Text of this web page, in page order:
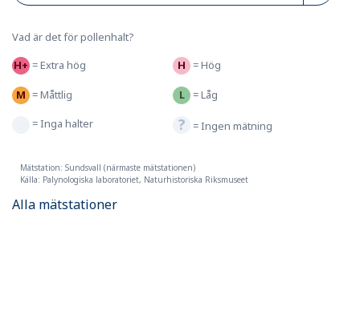
Vad är det för pollenhalt?
=Extra hög =Hög
=Måttlig =Låg
=Inga halter =Ingen mätning
Mätstation: Sundsvall (närmaste mätstationen)
Källa: Palynologiska laboratoriet, Naturhistoriska Riksmuseet
Alla mätstationer